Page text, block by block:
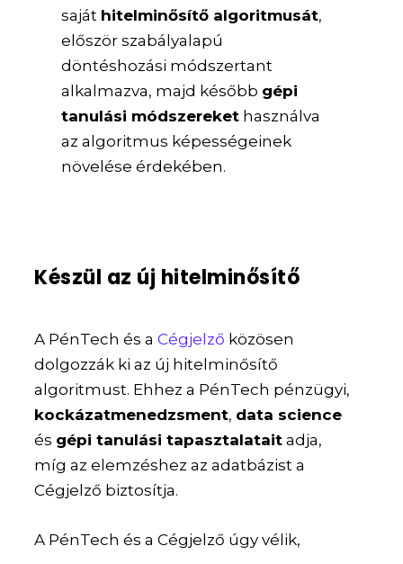
saját hitelminősítő algoritmusát,
először szabályalapú
döntéshozási módszertant
alkalmazva, majd később gépi
tanulási módszereket használva
az algoritmus képességeinek
növelése érdekében.
Készül az új hitelminősítő
A PénTech és aCégjelző közösen
dolgozzák ki az új hitelminősítő
algoritmust. Ehhez a PénTech pénzügyi,
kockázatmenedzsment, data science
és gépi tanulási tapasztalatait adja,
míg az elemzéshez az adatbázist a
Cégjelző biztosítja.
A PénTech és a Cégjelző úgy vélik,